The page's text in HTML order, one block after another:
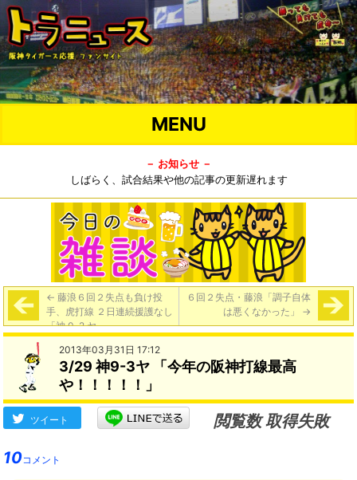
MENU
－ お知らせ －
しばらく、試合結果や他の記事の更新遅れます
← 藤浪６回２失点も負け投
手、虎打線 ２日連続援護なし
「神 0-2 ヤ」
６回２失点・藤浪「調子自体
は悪くなかった」 →
2013年03月31日 17:12
3/29 神9-3ヤ 「今年の阪神打線最高
や！！！！！」
ツイート
閲覧数 取得失敗
10コメント